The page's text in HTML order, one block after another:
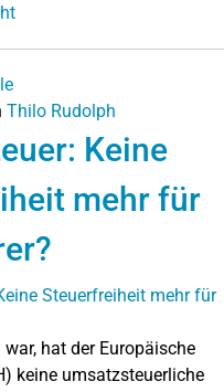
Thilo Rudolph
Keine
mehr für
hat der Europäische
keine umsatzsteuerliche